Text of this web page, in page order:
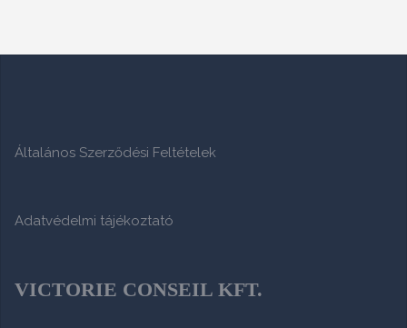
Általános Szerződési Feltételek
Adatvédelmi tájékoztató
VICTORIE CONSEIL KFT.